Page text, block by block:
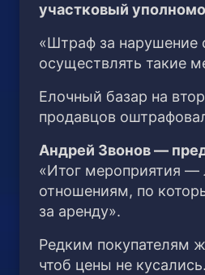
участковый
«Штраф за
осуществлять такие
Елочный базар на
продавцов
Андрей Звонов —
«Итог мероприятия
отношениям, по
за аренду».
Редким покупателям
чтоб цены не